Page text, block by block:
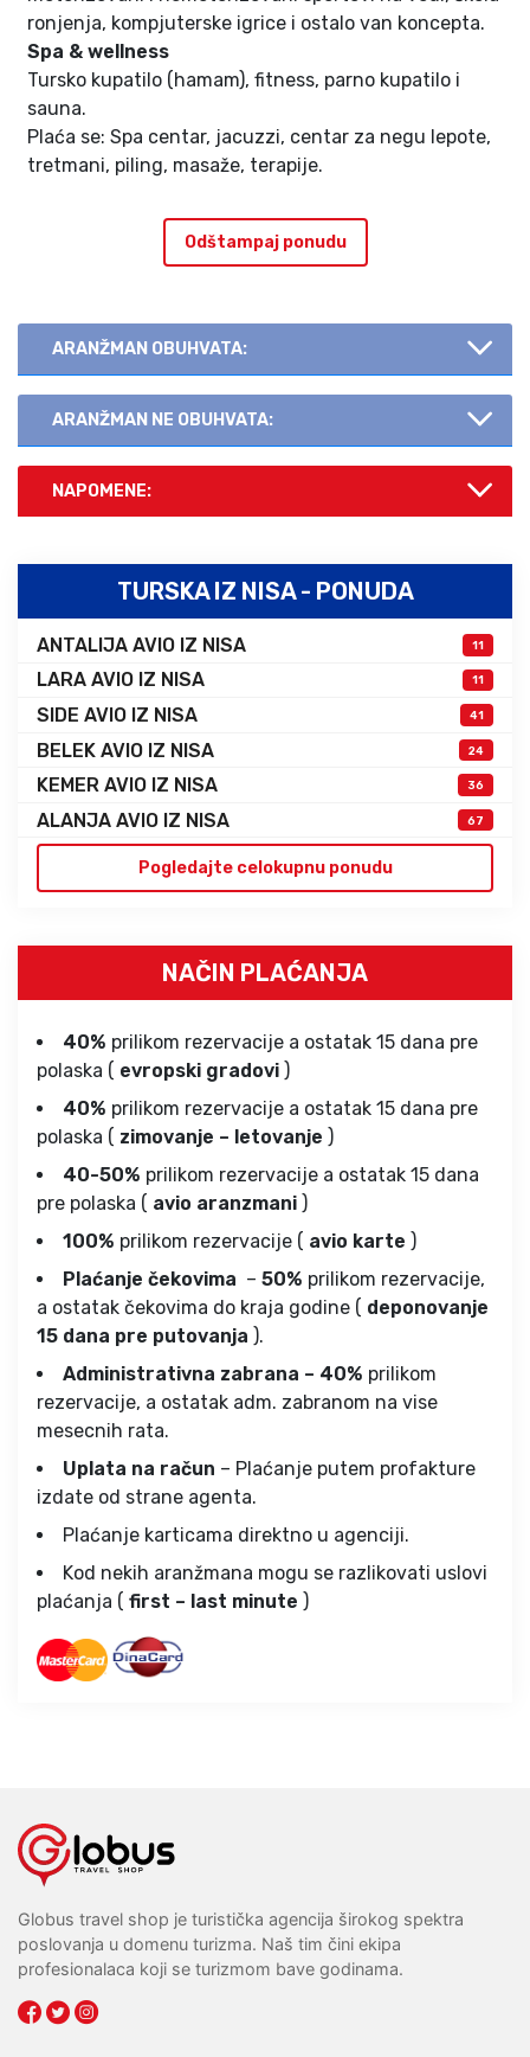
ronjenja, kompjuterske igrice i ostalo van koncepta.
Spa & wellness
Tursko kupatilo (hamam), fitness, parno kupatilo i
sauna.
Plaća se: Spa centar, jacuzzi, centar za negu lepote,
tretmani, piling, masaže, terapije.
Odštampaj ponudu
ARANŽMAN OBUHVATA:
ARANŽMAN NE OBUHVATA:
NAPOMENE:
TURSKA IZ NISA - PONUDA
ANTALIJA AVIO IZ NISA 11
LARA AVIO IZ NISA 11
SIDE AVIO IZ NISA 41
BELEK AVIO IZ NISA 24
KEMER AVIO IZ NISA 36
ALANJA AVIO IZ NISA 67
Pogledajte celokupnu ponudu
NAČIN PLAĆANJA
40% prilikom rezervacije a ostatak 15 dana pre
polaska ( evropski gradovi )
40% prilikom rezervacije a ostatak 15 dana pre
polaska ( zimovanje – letovanje )
40-50% prilikom rezervacije a ostatak 15 dana
pre polaska ( avio aranzmani )
100% prilikom rezervacije ( avio karte )
Plaćanje čekovima – 50% prilikom rezervacije,
a ostatak čekovima do kraja godine ( deponovanje
15 dana pre putovanja ).
Administrativna zabrana – 40% prilikom
rezervacije, a ostatak adm. zabranom na vise
mesecnih rata.
Uplata na račun – Plaćanje putem profakture
izdate od strane agenta.
Plaćanje karticama direktno u agenciji.
Kod nekih aranžmana mogu se razlikovati uslovi
plaćanja ( first – last minute )
Globus travel shop je turistička agencija širokog spektra
poslovanja u domenu turizma. Naš tim čini ekipa
profesionalaca koji se turizmom bave godinama.